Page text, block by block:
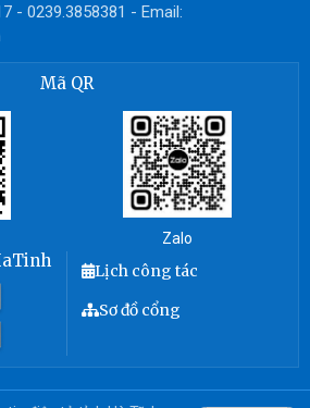
- 0239.3858381 - Email:
Mã QR
Zalo
Lịch công tác
Sơ đồ cổng